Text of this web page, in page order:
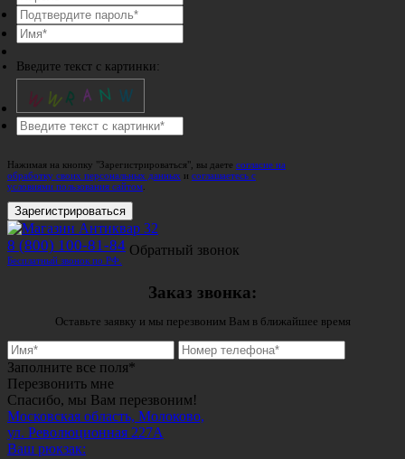
Введите текст с картинки:
Нажимая на кнопку "Зарегистрироваться", вы даете согласие на
обработку своих персональных данных и соглашаетесь с
условиями пользования сайтом
Зарегистрироваться
8 (800) 100-81-84
Бесплатный звонок по РФ.
Обратный звонок
Заказ звонка:
Оставьте заявку и мы перезвоним Вам в ближайшее время
Заполните все поля*
Перезвонить мне
Спасибо, мы Вам перезвоним!
Московская область, Молоково,
ул. Революционная 227А
Ваш рюкзак: